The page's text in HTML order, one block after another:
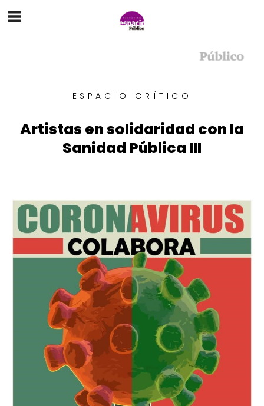
ESPACIO CRÍTICO
Artistas en solidaridad con la
Sanidad Pública III